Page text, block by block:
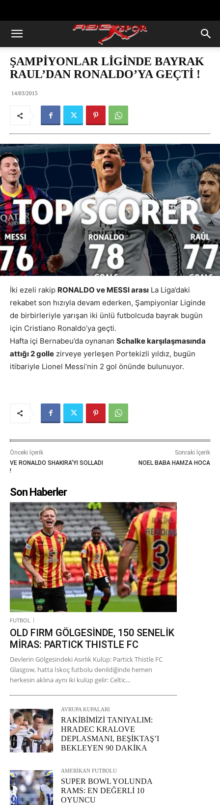
ŞAMPİYONLAR LİGİNDE BAYRAK
RAUL’DAN RONALDO’YA GEÇTİ !
14/03/2015
İki ezeli rakip RONALDO ve MESSI arası La Liga’daki
rekabet son hızıyla devam ederken, Şampiyonlar Liginde
de birbirleriyle yarışan iki ünlü futbolcuda bayrak bugün
için Cristiano Ronaldo’ya geçti.
Hafta içi Bernabeu’da oynanan Schalke karşılaşmasında
attığı 2 golle zirveye yerleşen Portekizli yıldız, bugün
itibariyle Lionel Messi’nin 2 gol önünde bulunuyor.
Önceki İçerik
VE RONALDO SHAKIRA’YI SOLLADI
!
Sonraki İçerik
NOEL BABA HAMZA HOCA
Son Haberler
FUTBOL
OLD FIRM GÖLGESİNDE, 150 SENELİK
MİRAS: PARTICK THISTLE FC
Devlerin Gölgesindeki Asırlık Kulüp: Partick Thistle FC
Glasgow, hatta İskoç futbolu denildiğinde hemen
herkesin aklına aynı iki kulüp gelir: Celtic...
AVRUPA KUPALARI
RAKİBİMİZİ TANIYALIM:
HRADEC KRALOVE
DEPLASMANI, BEŞİKTAŞ’I
BEKLEYEN 90 DAKİKA
AMERİKAN FUTBOLU
SUPER BOWL YOLUNDA
RAMS: EN DEĞERLİ 10
OYUNCU